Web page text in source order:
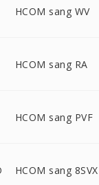
HCOM sang WV
HCOM sang RA
HCOM sang PVF
HCOM sang 8SVX